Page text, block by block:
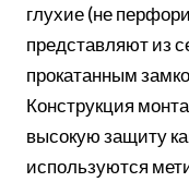
глухие (не
представляют из
прокатанным
Конструкция
высокую защиту
используются